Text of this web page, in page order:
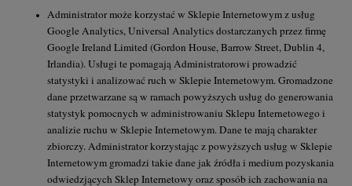
Administrator może korzystać w Sklepie Internetowym z usług
Google Analytics, Universal Analytics dostarczanych przez firmę
Google Ireland Limited (Gordon House, Barrow Street, Dublin 4,
Irlandia). Usługi te pomagają Administratorowi prowadzić
statystyki i analizować ruch w Sklepie Internetowym. Gromadzone
dane przetwarzane są w ramach powyższych usług do generowania
statystyk pomocnych w administrowaniu Sklepu Internetowego i
analizie ruchu w Sklepie Internetowym. Dane te mają charakter
zbiorczy. Administrator korzystając z powyższych usług w Sklepie
Internetowym gromadzi takie dane jak źródła i medium pozyskania
odwiedzjących Sklep Internetowy oraz sposób ich zachowania na